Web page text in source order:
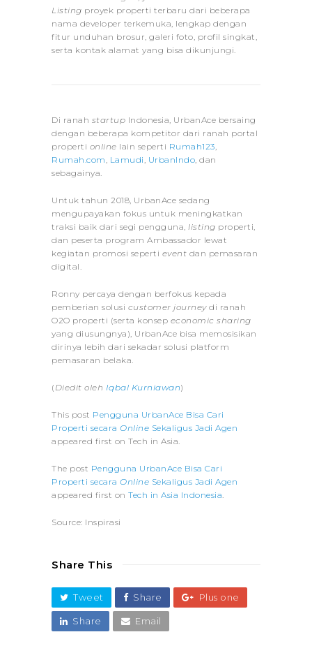
Listing proyek properti terbaru dari beberapa
nama developer terkemuka, lengkap dengan
fitur unduhan brosur, galeri foto, profil singkat,
serta kontak alamat yang bisa dikunjungi.
Di ranah startup Indonesia, UrbanAce bersaing
dengan beberapa kompetitor dari ranah portal
properti online lain seperti Rumah123,
Rumah.com, Lamudi, UrbanIndo, dan
sebagainya.
Untuk tahun 2018, UrbanAce sedang
mengupayakan fokus untuk meningkatkan
traksi baik dari segi pengguna, listing properti,
dan peserta program Ambassador lewat
kegiatan promosi seperti event dan pemasaran
digital.
Ronny percaya dengan berfokus kepada
pemberian solusi customer journeydi ranah
O2O properti (serta konsep economic sharing
yang diusungnya), UrbanAce bisa memosisikan
dirinya lebih dari sekadar solusi platform
pemasaran belaka.
( Diedit oleh Iqbal Kurniawan)
This post Pengguna UrbanAce Bisa Cari
Properti secara Online Sekaligus Jadi Agen
appeared first on Tech in Asia.
The post Pengguna UrbanAce Bisa Cari
Properti secara Online Sekaligus Jadi Agen
appeared first on Tech in Asia Indonesia.
Source: Inspirasi
Share This
Tweet Share Plus one
Share Email